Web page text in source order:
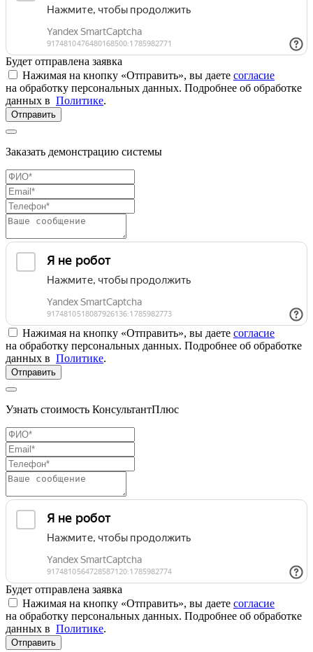
Будет отправлена заявка
Нажимая на кнопку «Отправить», вы даете согласие
на обработку персональных данных. Подробнее об обработке
данных в Политике.
Отправить
Заказать демонстрацию системы
Нажимая на кнопку «Отправить», вы даете согласие
на обработку персональных данных. Подробнее об обработке
данных в Политике.
Отправить
Узнать стоимость КонсультантПлюс
Будет отправлена заявка
Нажимая на кнопку «Отправить», вы даете согласие
на обработку персональных данных. Подробнее об обработке
данных в Политике.
Отправить